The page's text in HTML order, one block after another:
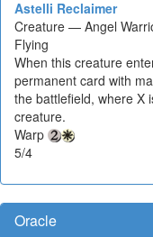
Astelli Reclaimer
Creature — Angel
Flying
When this creature
permanent card with
the battlefield, where X
creature.
Warp
5/4
Oracle